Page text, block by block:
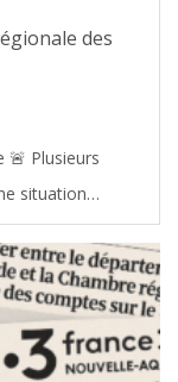
des
situation
du